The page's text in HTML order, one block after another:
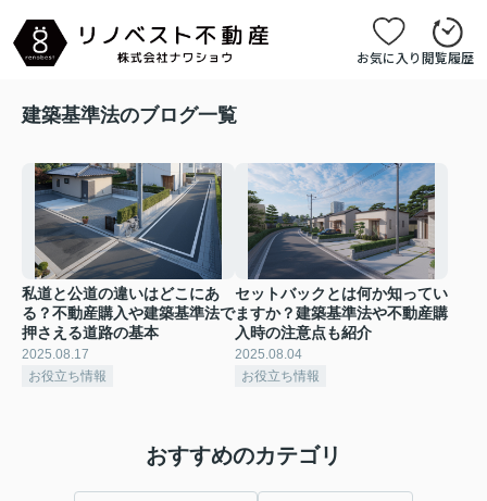
お気に入り閲覧履歴
建築基準法のブログ一覧
私道と公道の違いはどこにあ
る？不動産購入や建築基準法で
押さえる道路の基本
2025.08.17
お役立ち情報
セットバックとは何か知ってい
ますか？建築基準法や不動産購
入時の注意点も紹介
2025.08.04
お役立ち情報
おすすめのカテゴリ